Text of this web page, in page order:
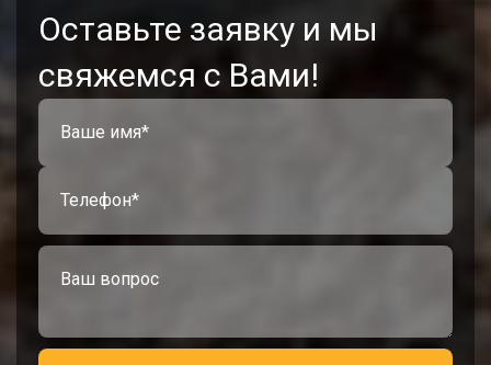
Оставьте заявку и мы
свяжемся с Вами!